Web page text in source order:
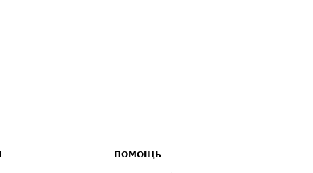
ПОМОЩЬ